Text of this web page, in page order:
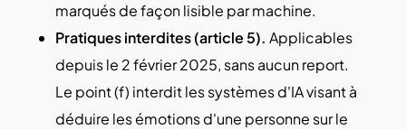
marqués de façon lisible par machine.
Pratiques interdites (article 5). Applicables
depuis le 2 février 2025, sans aucun report.
Le point (f) interdit les systèmes d'IA visant à
déduire les émotions d'une personne sur le